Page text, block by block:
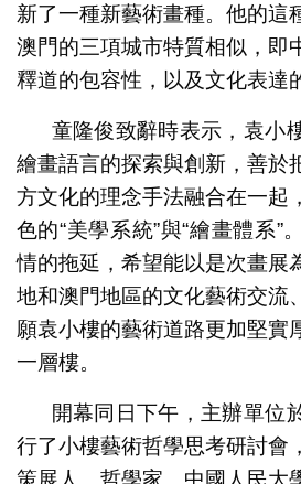
新了一種新藝術畫種。他的這
澳門的三項城市特質相似，即
釋道的包容性，以及文化表達
童隆俊致辭時表示，袁小
繪畫語言的探索與創新，善於
方文化的理念手法融合在一起
色的“美學系統”與“繪畫體系”
情的拖延，希望能以是次畫展
地和澳門地區的文化藝術交流
願袁小樓的藝術道路更加堅實
一層樓。
開幕同日下午，主辦單位
行了小樓藝術哲學思考研討會
策展人、哲學家、中國人民大